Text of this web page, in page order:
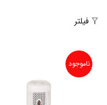
فیلتر
ناموجود